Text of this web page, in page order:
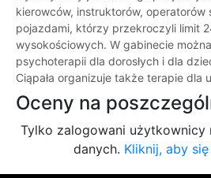
kierowców, instruktorów, operatorów
pojazdami, którzy przekroczyli limit
wysokościowych. W gabinecie
psychoterapii dla dorosłych i dla
Ciąpała organizuje także terapie dla
Oceny na
Tylko zalogowani
danych. Kliknij, aby